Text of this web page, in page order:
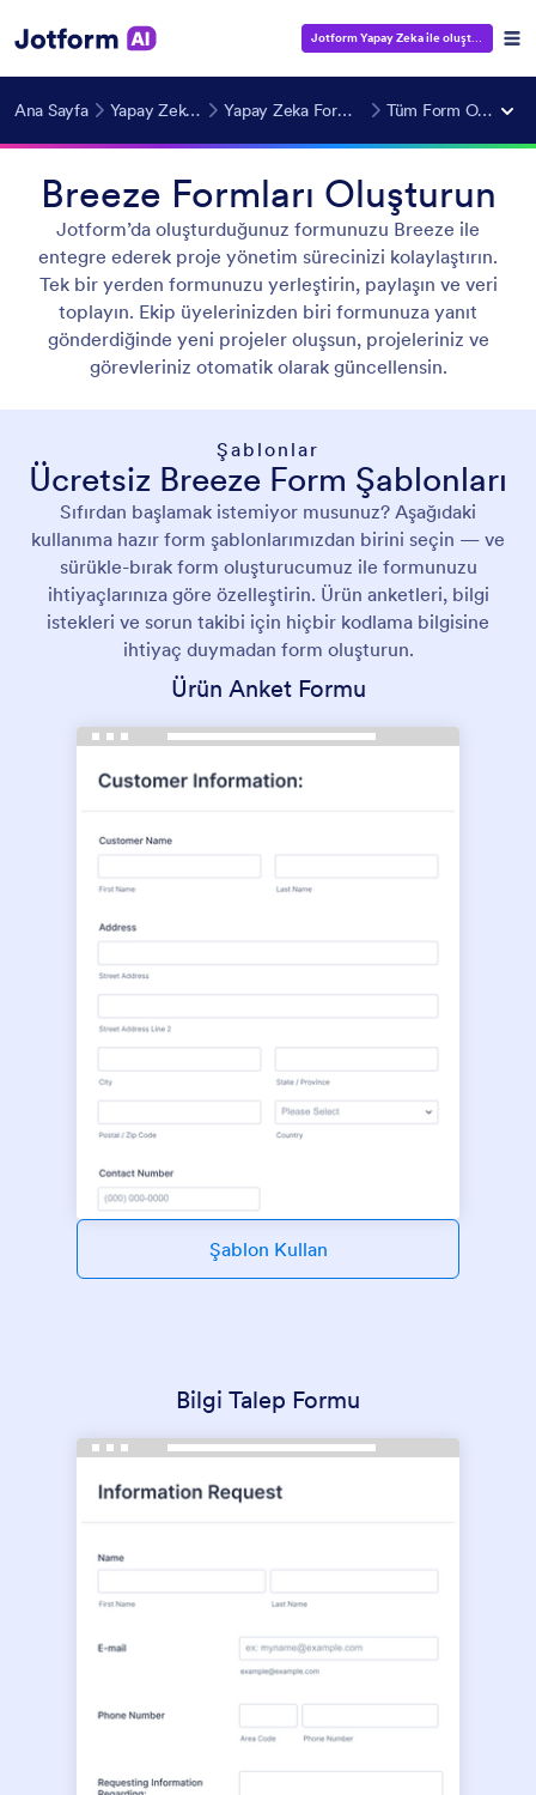
Jotform Yapay Zeka ile oluştur —
Ana Sayfa Yapay Zeka Araçları Yapay Zeka Form Oluşturucu Tüm Form Oluşturucular
Breeze Formları Oluşturun
Jotform’da oluşturduğunuz formunuzu Breeze ile
entegre ederek proje yönetim sürecinizi kolaylaştırın.
Tek bir yerden formunuzu yerleştirin, paylaşın ve veri
toplayın. Ekip üyelerinizden biri formunuza yanıt
gönderdiğinde yeni projeler oluşsun, projeleriniz ve
görevleriniz otomatik olarak güncellensin.
Şablonlar
Ücretsiz Breeze Form Şablonları
Sıfırdan başlamak istemiyor musunuz? Aşağıdaki
kullanıma hazır form şablonlarımızdan birini seçin — ve
sürükle-bırak form oluşturucumuz ile formunuzu
ihtiyaçlarınıza göre özelleştirin. Ürün anketleri, bilgi
istekleri ve sorun takibi için hiçbir kodlama bilgisine
ihtiyaç duymadan form oluşturun.
Ürün Anket Formu
Şablon Kullan
Bilgi Talep Formu